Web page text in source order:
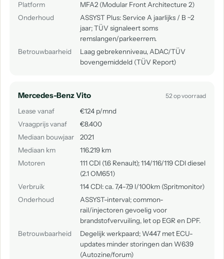
Platform
MFA2 (Modular Front Architecture 2)
Onderhoud
ASSYST Plus: Service A jaarlijks / B ~2
jaar; TÜV signaleert soms
remslangen/parkeerrem.
Betrouwbaarheid
Laag gebrekenniveau, ADAC/TÜV
bovengemiddeld (TÜV Report)
Mercedes-Benz Vito 52 op voorraad
Lease vanaf
€124 p/mnd
Vraagprijs vanaf
€8.400
Mediaan bouwjaar
2021
Mediaan km
116.219 km
Motoren
111 CDI (1.6 Renault); 114/116/119 CDI diesel
(2.1 OM651)
Verbruik
114 CDI: ca. 7,4-7,9 l/100km (Spritmonitor)
Onderhoud
ASSYST-interval; common-
rail/injectoren gevoelig voor
brandstofvervuiling, let op EGR en DPF.
Betrouwbaarheid
Degelijk werkpaard; W447 met ECU-
updates minder storingen dan W639
(Autozine/forum)